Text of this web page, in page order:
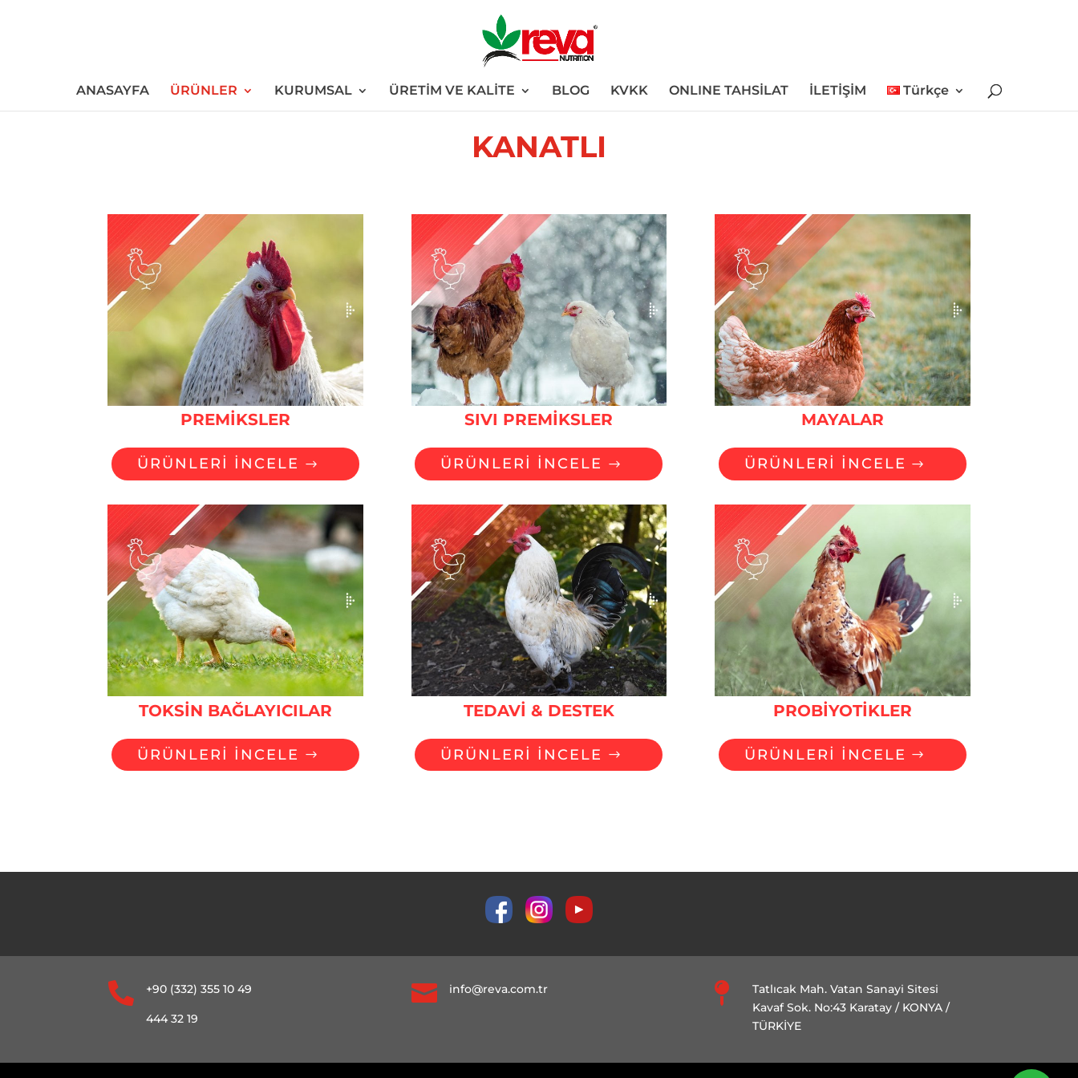
ANASAYFA ÜRÜNLER KURUMSAL ÜRETİM VE KALİTE BLOG KVKK ONLINE TAHSİLAT İLETİŞİM Türkçe
KANATLI
PREMİKSLER
ÜRÜNLERİ İNCELE
TOKSİN BAĞLAYICILAR
ÜRÜNLERİ İNCELE
SIVI PREMİKSLER
ÜRÜNLERİ İNCELE
TEDAVİ & DESTEK
ÜRÜNLERİ İNCELE
MAYALAR
ÜRÜNLERİ İNCELE
PROBİYOTİKLER
ÜRÜNLERİ İNCELE
 +90 (332) 355 10 49
444 32 19
 info@reva.com.tr 
Tatlıcak Mah. Vatan Sanayi Sitesi
Kavaf Sok. No:43 Karatay / KONYA /
TÜRKİYE